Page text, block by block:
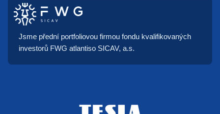
Jsme přední portfoliovou firmou fondu kvalifikovaných
investorů FWG atlantiso SICAV, a.s.